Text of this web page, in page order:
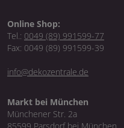
Online Shop:
Tel.: 0049 (89) 991599-77
Fax: 0049 (89) 991599-39
info@dekozentrale.de
Markt bei München
Münchener Str. 2a
85599 Parsdorf bei München